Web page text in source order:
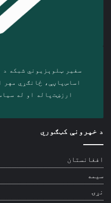
ارزښت‌پاله او ‎له سیاسي اړخه بې‌پرې رسنۍ ده.
د خپرونې کټګوري
افغانستان
سیمه
نړۍ